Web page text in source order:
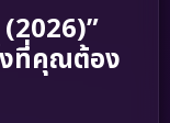
ที่คุณต้อง